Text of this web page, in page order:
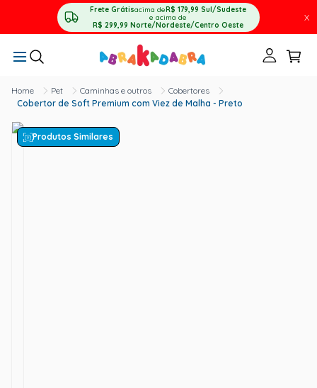
Frete Grátisacima deR$ 179,99 Sul/Sudeste
e acima de
R$ 299,99 Norte/Nordeste/Centro Oeste
X
Pet Caminhas e outros
Cobertores
Cobertor de Soft Premium com Viez de Malha - Preto
Produtos Similares